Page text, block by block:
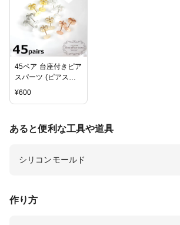
45ペア 台座付きピア
スパーツ (ピアス金
具90個・キャッチ90
¥600
作り方
あると便利な工具や道具
シリコンモールド